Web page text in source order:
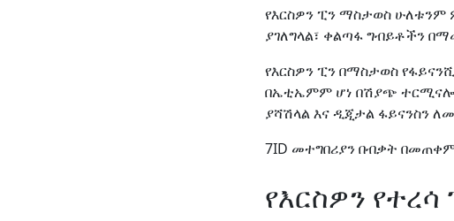
የእርስዎን ፒን ማስታወስ ሁለቱንም
ያገለግላል፣ ቀልጣፋ ግብይቶችን
የእርስዎን ፒን በማስታወስ
በኤቲኤምም ሆነ በሽያጭ ተርሚናሎች
ያሻሽላል እና ዲጂታል ፋይናንስን
7ID መተግበሪያን በብቃት
የእርስዎን